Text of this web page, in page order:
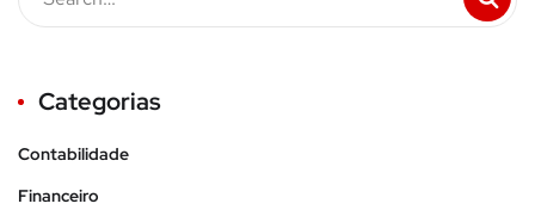
Categorias
Contabilidade
Financeiro